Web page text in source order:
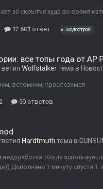
за скрытие худа во время
12 601 ответ модострой
все топы года от AP
Wolfstalkerтема в
вспомним, прослезимся
50 ответов
Hardtmuth тема в
недоработка: Когда
Дополнено 1 минуту спустя